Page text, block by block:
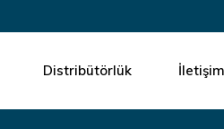
Distribütörlük İletişim